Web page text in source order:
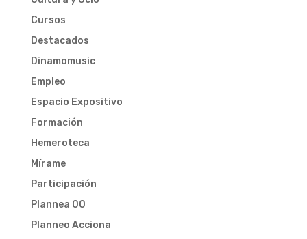
Cursos
Destacados
Dinamomusic
Empleo
Espacio Expositivo
Formación
Hemeroteca
Mírame
Participación
Plannea 00
Planneo Acciona